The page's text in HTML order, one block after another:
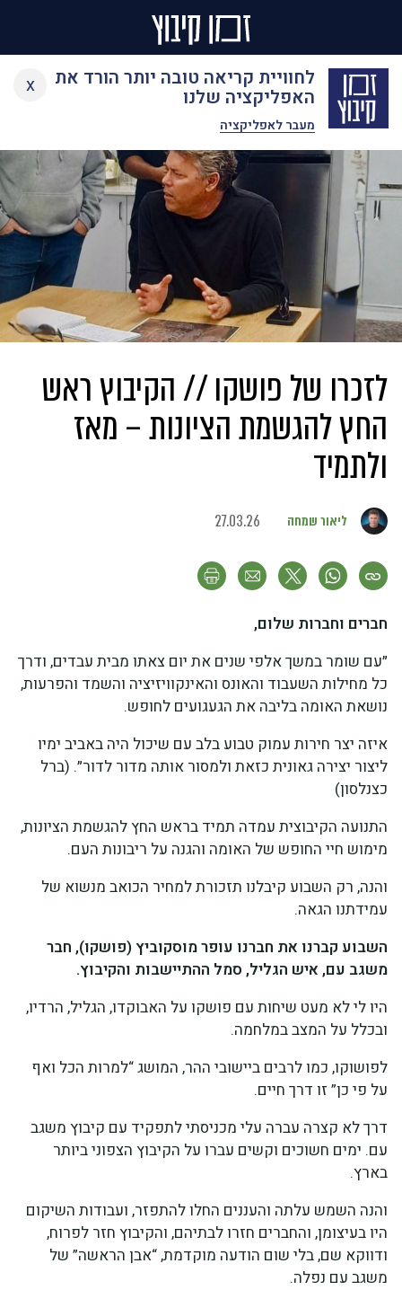
לחוויית קריאה טובה יותר הורד את
האפליקציה שלנו
מעבר לאפליקציה
x
Skip
content
לזכרו של פושקו // הקיבוץ ראש
החץ להגשמת הציונות – מאז
ולתמיד
ליאור שמחה 27.03.26
חברים וחברות שלום,
״עם שומר במשך אלפי שנים את יום צאתו מבית עבדים, ודרך
כל מחילות השעבוד והאונס והאינקוויזיציה והשמד והפרעות,
נושאת האומה בליבה את הגעגועים לחופש.
איזה יצר חירות עמוק טבוע בלב עם שיכול היה באביב ימיו
ליצור יצירה גאונית כזאת ולמסור אותה מדור לדור״. (ברל
כצנלסון)
התנועה הקיבוצית עמדה תמיד בראש החץ להגשמת הציונות,
מימוש חיי החופש של האומה והגנה על ריבונות העם.
והנה, רק השבוע קיבלנו תזכורת למחיר הכואב מנשוא של
עמידתנו הגאה.
השבוע קברנו את חברנו עופר מוסקוביץ (פושקו), חבר
משגב עם, איש הגליל, סמל ההתיישבות והקיבוץ.
היו לי לא מעט שיחות עם פושקו על האבוקדו, הגליל, הרדיו,
ובכלל על המצב במלחמה.
לפושוקו, כמו לרבים ביישובי ההר, המושג “למרות הכל ואף
על פי כן” זו דרך חיים.
דרך לא קצרה עברה עלי מכניסתי לתפקיד עם קיבוץ משגב
עם. ימים חשוכים וקשים עברו על הקיבוץ הצפוני ביותר
בארץ.
והנה השמש עלתה והעננים החלו להתפזר, ועבודות השיקום
היו בעיצומן, והחברים חזרו לבתיהם, והקיבוץ חזר לפרוח,
ודווקא שם, בלי שום הודעה מוקדמת, “אבן הראשה” של
משגב עם נפלה.